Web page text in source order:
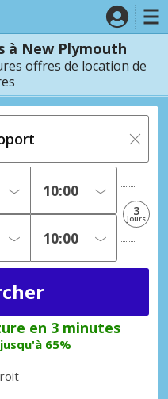
à New Plymouth
offres de location de
3
jours
en 3 minutes
65%